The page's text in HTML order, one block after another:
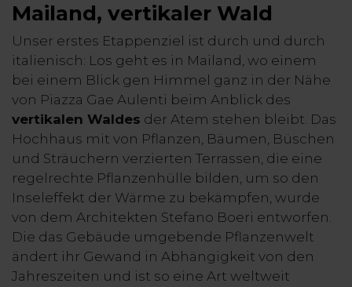
Mailand, vertikaler Wald
Unser erstes Etappenziel ist durch und durch
italienisch: Los geht es in Mailand, wo einem
bei einem Blick gen Himmel ganz in der Nähe
von Piazza Gae Aulenti beim Anblick des
vertikalen Waldes der Atem stehen bleibt. Das
Hochhaus mit von Pflanzen, Bäumen, Büschen
und Sträuchern verzierten Terrassen, die eine
regelrechte Pflanzenhülle bilden, um so den
Inseleffekt der Wärme zu bekämpfen, wurde
von dem Architekten Stefano Boeri entworfen.
Die das Gebäude umgebende Pflanzenwelt
ändert ihr Gewand in Abhängigkeit von den
Jahreszeiten und ist so eine Art weltweit